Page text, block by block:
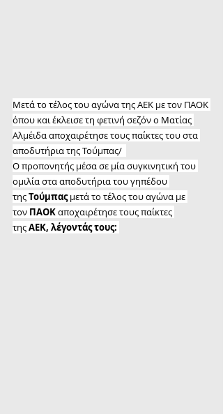
Μετά το τέλος του αγώνα της ΑΕΚ με τον ΠΑΟΚ
όπου και έκλεισε τη φετινή σεζόν ο Ματίας
Αλμέιδα αποχαιρέτησε τους παίκτες του στα
αποδυτήρια της Τούμπας/
Ο προπονητής μέσα σε μία συγκινητική του
ομιλία στα αποδυτήρια του γηπέδου
της Τούμπας μετά το τέλος του αγώνα με
τον ΠΑΟΚ αποχαιρέτησε τους παίκτες
της ΑΕΚ, λέγοντάς τους: